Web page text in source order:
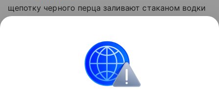
щепотку черного перца заливают стаканом водки
опрыскивают стебли, а также листья с верхней и